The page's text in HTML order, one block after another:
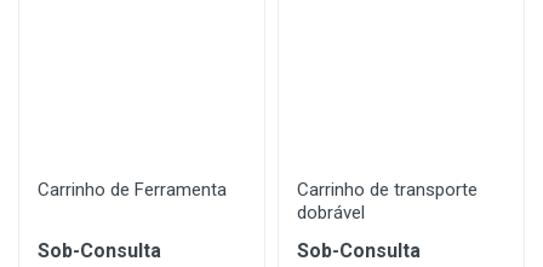
Carrinho de Ferramenta
Sob-Consulta
Carrinho de transporte
dobrável
Sob-Consulta